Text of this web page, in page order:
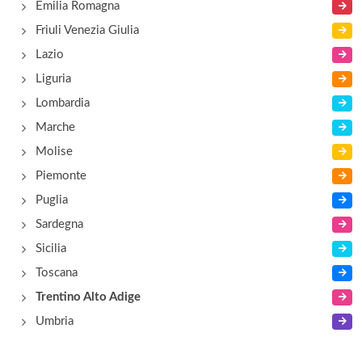
Foiana/Vollan
Emilia Romagna
Friuli Venezia Giulia
Lazio
Liguria
Lombardia
Marche
Molise
Piemonte
Puglia
Sardegna
Sicilia
Toscana
Trentino Alto Adige
Umbria